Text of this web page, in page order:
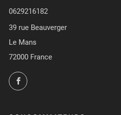
0629216182
39 rue Beauverger
Le Mans
72000 France
Facebook